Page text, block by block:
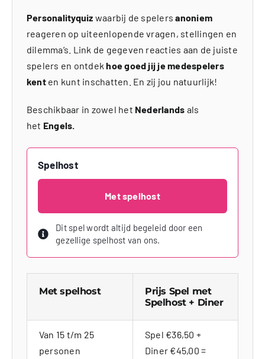
Personalityquiz waarbij de spelersanoniem
reageren op uiteenlopende vragen, stellingen en
dilemma’s. Link de gegeven reacties aan de juiste
spelers en ontdekhoe goed jij je medespelers
kenten kunt inschatten. En zij jou natuurlijk!
Beschikbaar in zowel het Nederlands als
het Engels.
Spelhost
Met spelhost
Dit spel wordt altijd begeleid door een
gezellige spelhost van ons.
Met spelhost
Prijs Spel met
Spelhost + Diner
Van 15 t/m 25
personen
Spel €36,50 +
Diner €45,00 =